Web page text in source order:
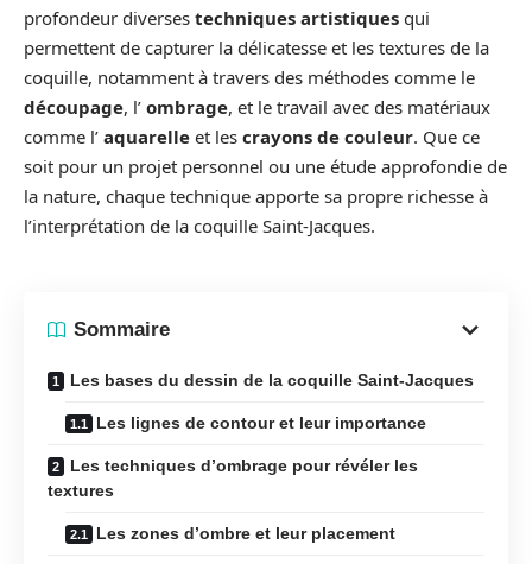
profondeur diverses techniques artistiques qui
permettent de capturer la délicatesse et les textures de la
coquille, notamment à travers des méthodes comme le
découpage, l’ ombrage, et le travail avec des matériaux
comme l’ aquarelle et les crayons de couleur. Que ce
soit pour un projet personnel ou une étude approfondie de
la nature, chaque technique apporte sa propre richesse à
l’interprétation de la coquille Saint-Jacques.
Sommaire
Les bases du dessin de la coquille Saint-Jacques
Les lignes de contour et leur importance
Les techniques d’ombrage pour révéler les
textures
Les zones d’ombre et leur placement